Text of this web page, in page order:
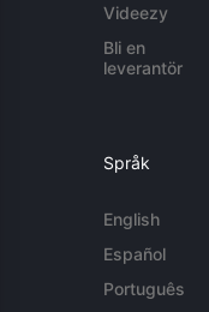
Videezy
Bli en
leverantör
Språk
English
Español
Português